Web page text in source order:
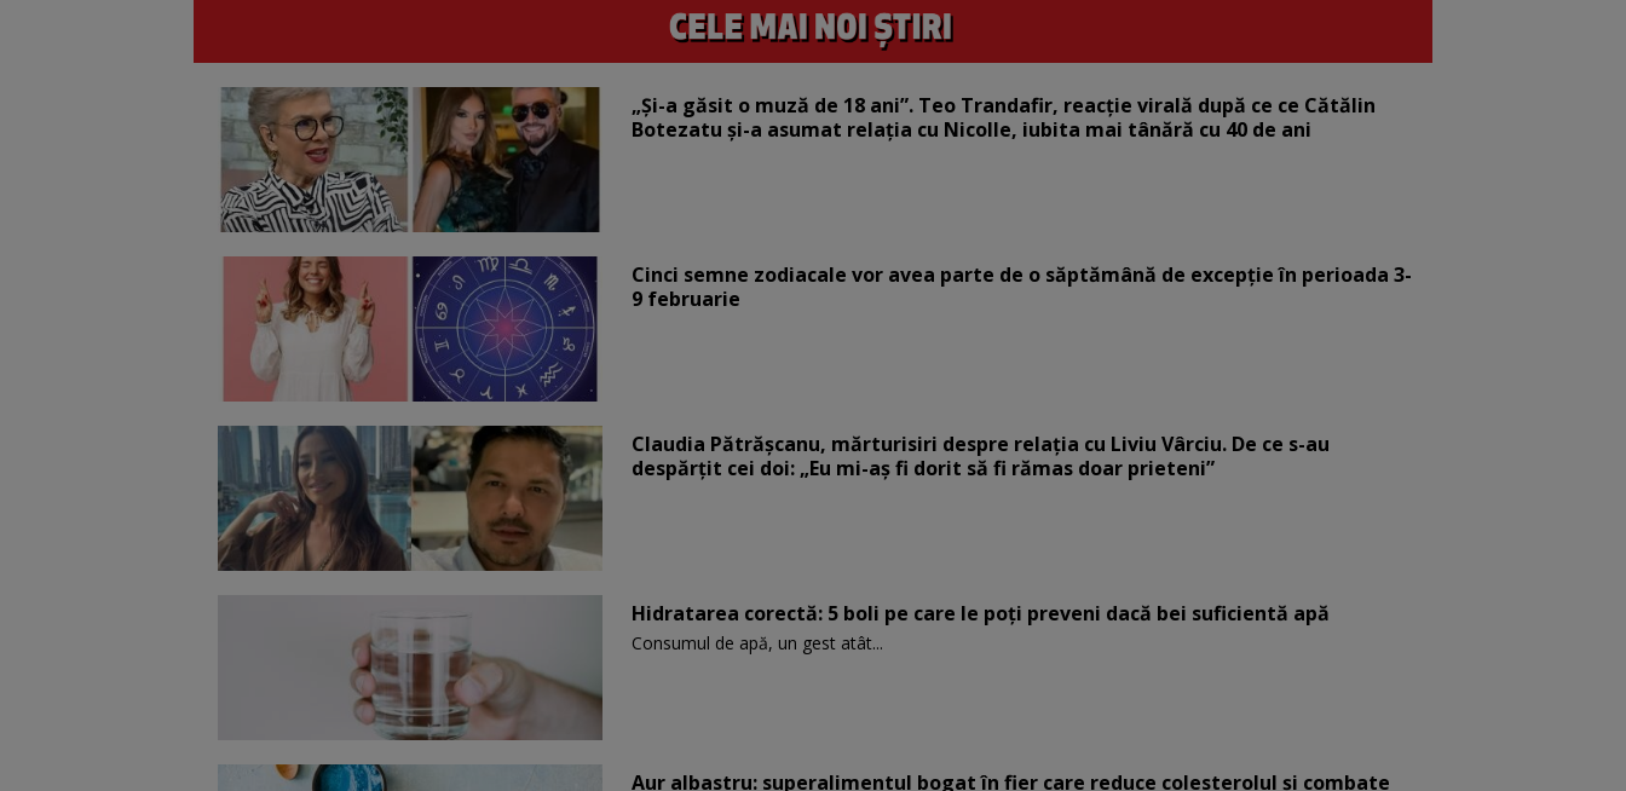
„Și-a găsit o muză de 18 ani”. Teo Trandafir, reacție virală după ce ce Cătălin
Botezatu și-a asumat relația cu Nicolle, iubita mai tânără cu 40 de ani
Cinci semne zodiacale vor avea parte de o săptămână de excepție în perioada 3-
9 februarie
Claudia Pătrășcanu, mărturisiri despre relația cu Liviu Vârciu. De ce s-au
despărțit cei doi: „Eu mi-aș fi dorit să fi rămas doar prieteni”
Hidratarea corectă: 5 boli pe care le poți preveni dacă bei suficientă apă
Consumul de apă, un gest atât...
Aur albastru: superalimentul bogat în fier care reduce colesterolul și combate